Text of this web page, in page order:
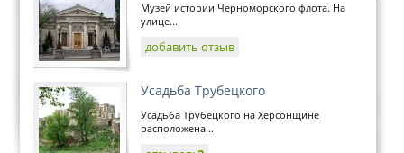
Музей истории Черноморского флота. На
улице...
добавить отзыв
Усадьба Трубецкого
Усадьба Трубецкого на Херсонщине
расположена...